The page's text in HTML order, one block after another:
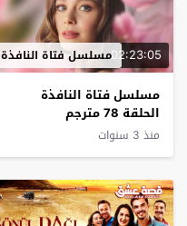
02:23:05مسلسل فتاة النافذة
مسلسل فتاة النافذة
الحلقة 78 مترجم
منذ 3 سنوات